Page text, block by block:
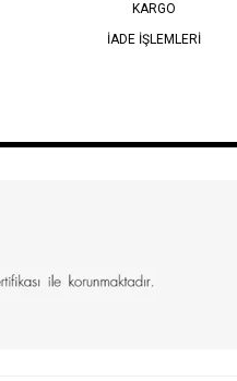
KARGO
İADE İŞLEMLERİ